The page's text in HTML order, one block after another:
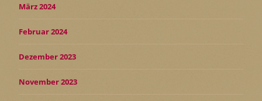
März 2024
Februar 2024
Dezember 2023
November 2023